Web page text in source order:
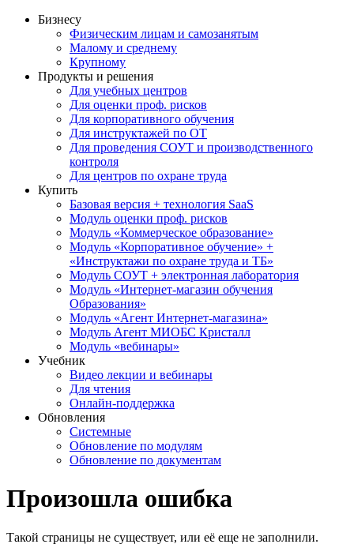
Бизнесу
Физическим лицам и самозанятым
Малому и среднему
Крупному
Продукты и решения
Для учебных центров
Для оценки проф. рисков
Для корпоративного обучения
Для инструктажей по ОТ
Для проведения СОУТ и производственного
контроля
Для центров по охране труда
Купить
Базовая версия + технология SaaS
Модуль оценки проф. рисков
Модуль «Коммерческое образование»
Модуль «Корпоративное обучение» +
«Инструктажи по охране труда и ТБ»
Модуль СОУТ + электронная лаборатория
Модуль «Интернет-магазин обучения
Образования»
Модуль «Агент Интернет-магазина»
Модуль Агент МИОБС Кристалл
Модуль «вебинары»
Учебник
Видео лекции и вебинары
Для чтения
Онлайн-поддержка
Обновления
Системные
Обновление по модулям
Обновление по документам
Произошла ошибка
Такой страницы не существует, или её еще не заполнили.